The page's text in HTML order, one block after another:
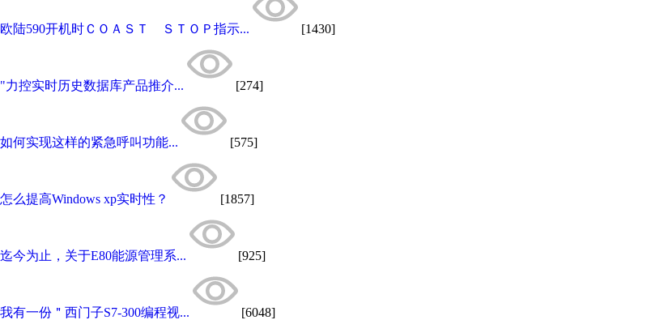
欧陆590开机时ＣＯＡＳＴ ＳＴＯＰ指示... [1430]
"力控实时历史数据库产品推介... [274]
如何实现这样的紧急呼叫功能... [575]
怎么提高Windows xp实时性？ [1857]
迄今为止，关于E80能源管理系... [925]
我有一份＂西门子S7-300编程视... [6048]